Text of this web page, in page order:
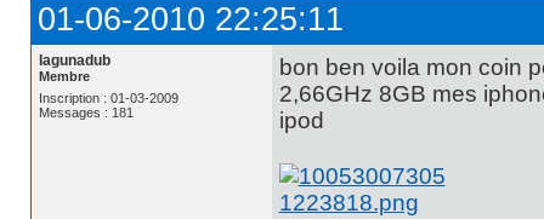
01-06-2010 22:25:11
lagunadub
Membre
Inscription : 01-03-2009
Messages : 181
bon ben voila mon coin
2,66GHz 8GB mes
ipod